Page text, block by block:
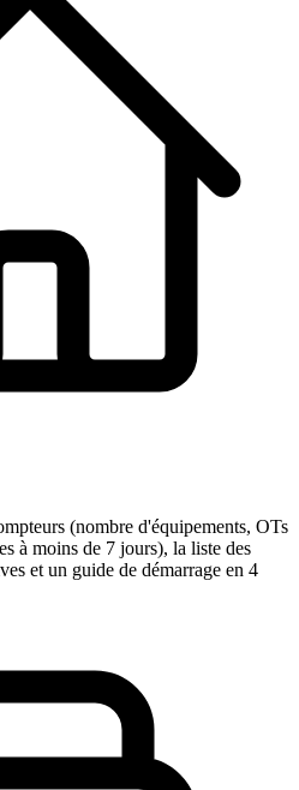
(nombre d'équipements, OTs
à moins de 7 jours), la liste des
et un guide de démarrage en 4